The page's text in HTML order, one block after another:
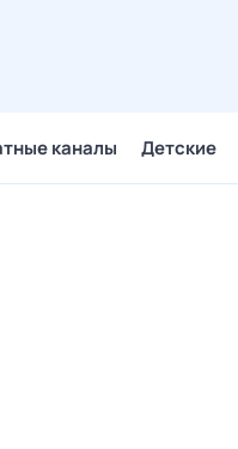
каналы Детские